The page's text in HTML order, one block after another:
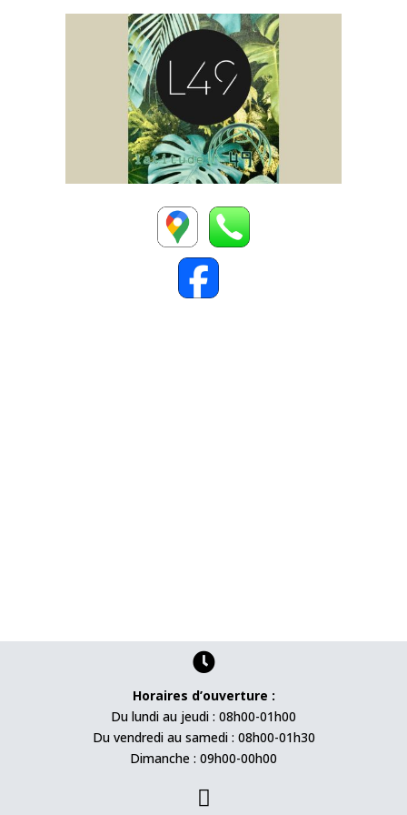

Horaires d’ouverture :
Du lundi au jeudi : 08h00-01h00
Du vendredi au samedi : 08h00-01h30
Dimanche : 09h00-00h00
